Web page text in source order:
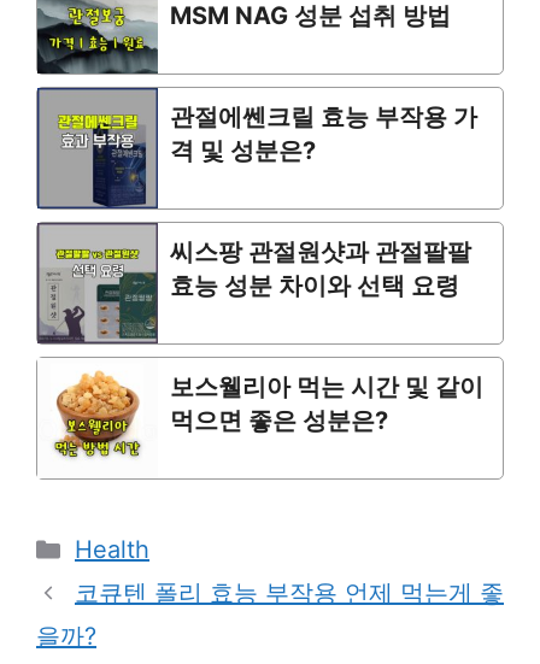
MSM NAG 성분 섭취 방법
관절에쎈크릴 효능 부작용 가
격 및 성분은?
씨스팡 관절원샷과 관절팔팔
효능 성분 차이와 선택 요령
보스웰리아 먹는 시간 및 같이
먹으면 좋은 성분은?
Categories
Health
코큐텐 폴리 효능 부작용 언제 먹는게 좋
을까?